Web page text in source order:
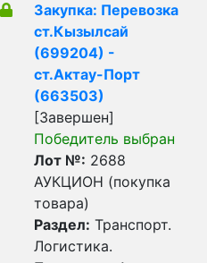
Закупка: Перевозка
ст.Кызылсай
(699204) -
ст.Актау-Порт
(663503)
[Завершен]
Победитель выбран
Лот №: 2688
АУКЦИОН (покупка
товара)
Раздел: Транспорт.
Логистика.